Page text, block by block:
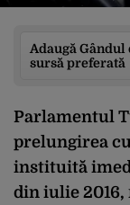
Adaugă Gândul
sursă preferată
Parlamentul
prelungirea
instituită
din iulie 2016,